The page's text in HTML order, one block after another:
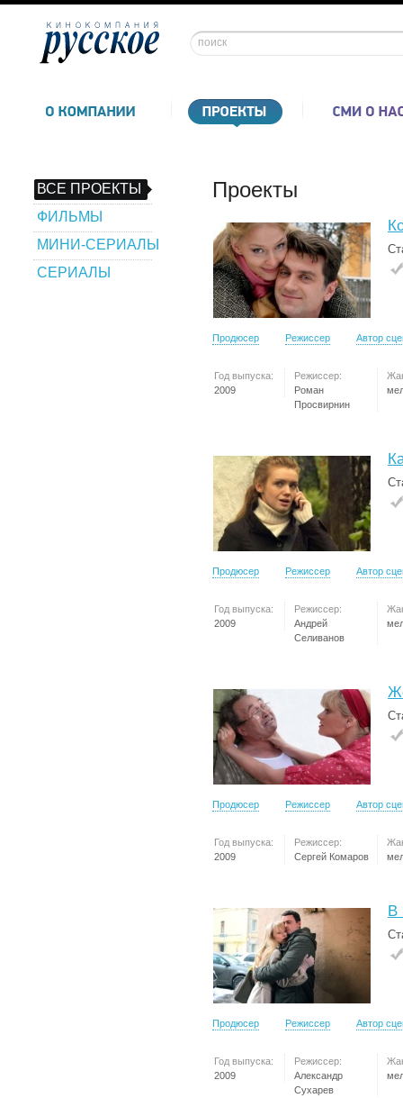
ВСЕ ПРОЕКТЫ
ФИЛЬМЫ
МИНИ-СЕРИАЛЫ
СЕРИАЛЫ
Проекты
Продюсер Режиссер Автор
Год выпуска:
2009
Режиссер:
Роман
Просвирнин
Продюсер Режиссер Автор
Год выпуска:
2009
Режиссер:
Андрей
Селиванов
Продюсер Режиссер Автор
Год выпуска:
2009
Режиссер:
Сергей Комаров
В
Продюсер Режиссер Автор
Год выпуска:
2009
Режиссер:
Александр
Сухарев